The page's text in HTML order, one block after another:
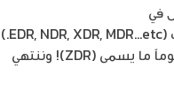
في
(Detection and Response) عدة مرات (EDR, NDR, XDR, MDR…etc.)
حتى بات لا يعرف الفرق بينها، علنا نرى يوماً ما يسمى (ZDR)! وننتهي